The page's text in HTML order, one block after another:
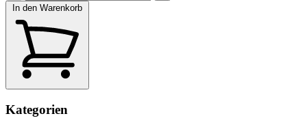
In den Warenkorb
Kategorien